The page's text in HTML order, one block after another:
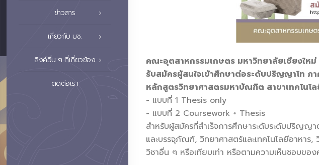
ข่าวสาร
เกี่ยวกับ มช.
ลิงค์อื่น ๆ ที่เกี่ยวข้อง
ติดต่อเรา
คณะอุตสาหกรรมเกษตร มหาวิทยาลัยเชียงใหม่
รับสมัครผู้สนใจเข้าศึกษาต่อระดับปริญญาโท ภ
หลักสูตรวิทยาศาสตรมหาบัณฑิต สาขาเทคโนโล
- แบบที่ 1 Thesis only
- แบบที่ 2 Coursework + Thesis
สำหรับผู้สมัครที่สำเร็จการศึกษาระดับระดับปริญญ
และบรรจุภัณฑ์, วิทยาศาสตร์และเทคโนโลยีอาหาร
วิชาอื่น ๆ หรือเทียบเท่า หรือตามความเห็นชอบขอ